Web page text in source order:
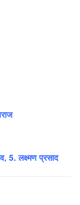
5. लक्ष्मण प्रसाद